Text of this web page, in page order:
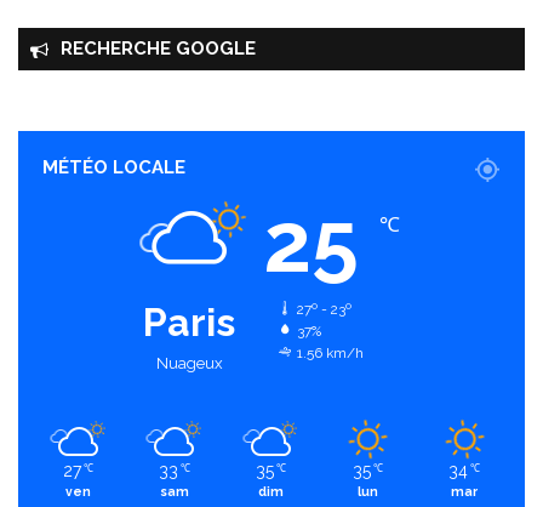
RECHERCHE GOOGLE
MÉTÉO LOCALE
Paris
Nuageux
25 ℃
27º - 23º
37%
1.56 km/h
27 ℃
ven
33 ℃
sam
35 ℃
dim
35 ℃
lun
34 ℃
mar